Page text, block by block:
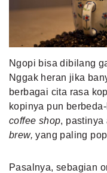
MLDPOINTS
Ngopi bisa dibilang
Nggak heran jika
berbagai cita rasa
kopinya pun
coffee shop,
brew, yang paling
Pasalnya, sebagian